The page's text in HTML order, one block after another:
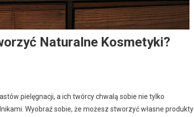
Naturalne Kosmetyki?
pielęgnacji, a ich twórcy chwalą sobie nie tylko
Wyobraź sobie, że możesz stworzyć własne produkty